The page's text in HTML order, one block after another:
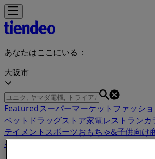
あなたはここにいる：
大阪市
Featuredスーパーマーケット ファッシ
ペット ドラッグストア家電レストランカ
テイメント スポーツおもちゃ&子供向け
イク